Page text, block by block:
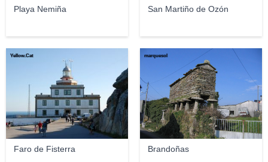
Playa Nemiña San Martiño de Ozón
Faro de Fisterra
Yellow.Cat
Brandoñas
marquesol